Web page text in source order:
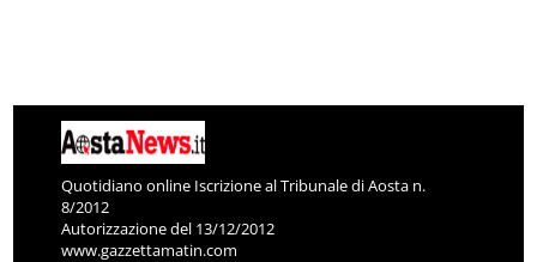
Quotidiano online Iscrizione al Tribunale di Aosta n.
8/2012
Autorizzazione del 13/12/2012
www.gazzettamatin.com